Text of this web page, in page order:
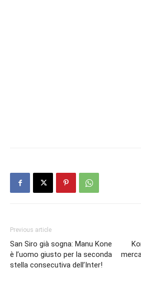
Previous article
San Siro già sogna: Manu Kone
è l’uomo giusto per la seconda
stella consecutiva dell’Inter!